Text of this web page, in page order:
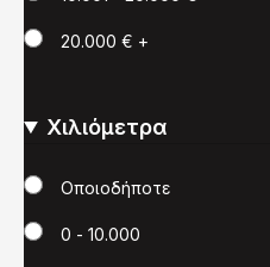
20.000 € +
Χιλιόμετρα
Χιλιόμετρα
Οποιοδήποτε
0 - 10.000